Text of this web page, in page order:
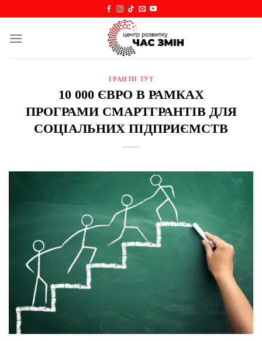
content
ГРАНТИ ТУТ
10 000 ЄВРО В РАМКАХ
ПРОГРАМИ СМАРТГРАНТІВ ДЛЯ
СОЦІАЛЬНИХ ПІДПРИЄМСТВ